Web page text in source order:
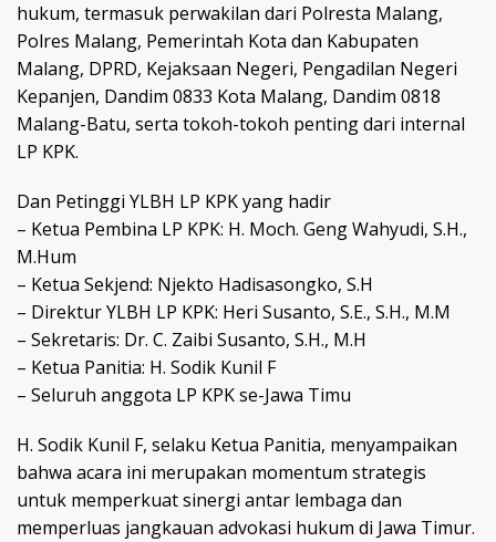
hukum, termasuk perwakilan dari Polresta Malang,
Polres Malang, Pemerintah Kota dan Kabupaten
Malang, DPRD, Kejaksaan Negeri, Pengadilan Negeri
Kepanjen, Dandim 0833 Kota Malang, Dandim 0818
Malang-Batu, serta tokoh-tokoh penting dari internal
LP KPK.
Dan Petinggi YLBH LP KPK yang hadir
– Ketua Pembina LP KPK: H. Moch. Geng Wahyudi, S.H.,
M.Hum
– Ketua Sekjend: Njekto Hadisasongko, S.H
– Direktur YLBH LP KPK: Heri Susanto, S.E., S.H., M.M
– Sekretaris: Dr. C. Zaibi Susanto, S.H., M.H
– Ketua Panitia: H. Sodik Kunil F
– Seluruh anggota LP KPK se-Jawa Timu
H. Sodik Kunil F, selaku Ketua Panitia, menyampaikan
bahwa acara ini merupakan momentum strategis
untuk memperkuat sinergi antar lembaga dan
memperluas jangkauan advokasi hukum di Jawa Timur.